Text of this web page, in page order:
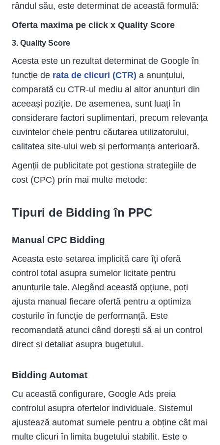
rândul său, este determinat de această formulă:
Oferta maxima pe click x Quality Score
3. Quality Score
Acesta este un rezultat determinat de Google în
funcție de rata de clicuri (CTR) a anunțului,
comparată cu CTR-ul mediu al altor anunțuri din
aceeași poziție. De asemenea, sunt luați în
considerare factori suplimentari, precum relevanța
cuvintelor cheie pentru căutarea utilizatorului,
calitatea site-ului web și performanța anterioară.
Agenții de publicitate pot gestiona strategiile de
cost (CPC) prin mai multe metode:
Tipuri de Bidding în PPC
Manual CPC Bidding
Aceasta este setarea implicită care îți oferă
control total asupra sumelor licitate pentru
anunțurile tale. Alegând această opțiune, poți
ajusta manual fiecare ofertă pentru a optimiza
costurile în funcție de performanță. Este
recomandată atunci când dorești să ai un control
direct și detaliat asupra bugetului.
Bidding Automat
Cu această configurare, Google Ads preia
controlul asupra ofertelor individuale. Sistemul
ajustează automat sumele pentru a obține cât mai
multe clicuri în limita bugetului stabilit. Este o